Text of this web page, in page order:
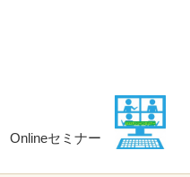
Onlineセミナー